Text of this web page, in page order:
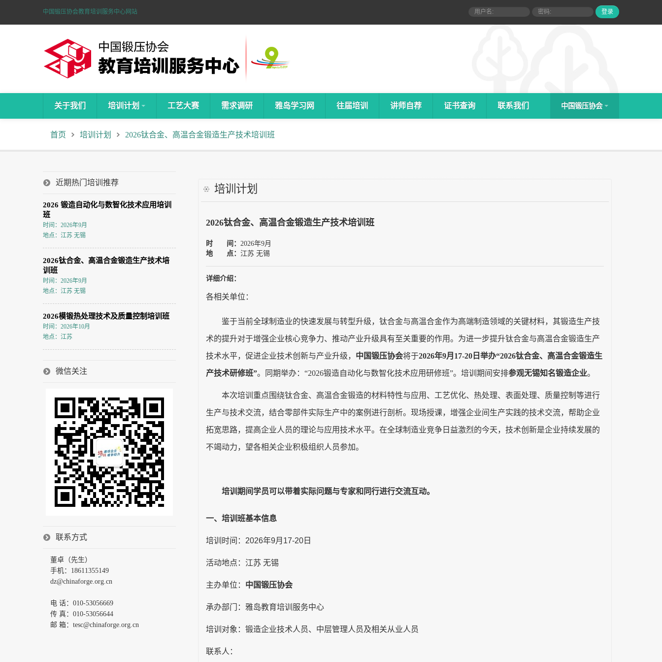
中国锻压协会教育培训服务中心网站
关于我们 培训计划 工艺大赛 需求调研 雅岛学习网 往届培训 讲师自荐 证书查询 联系我们 中国锻压协会
首页 培训计划 2026钛合金、高温合金锻造生产技术培训班
培训计划
2026钛合金、高温合金锻造生产技术培训班
时 间：2026年9月
地 点：江苏 无锡
详细介绍：
各相关单位：
鉴于当前全球制造业的快速发展与转型升级，钛合金与高温合金作为高端制造领域的关键材料，其锻造生产技
术的提升对于增强企业核心竞争力、推动产业升级具有至关重要的作用。为进一步提升钛合金与高温合金锻造生产
技术水平，促进企业技术创新与产业升级， 中国锻压协会将于2026年9月17-20日举办“2026钛合金、高温合金锻造生
产技术研修班”。同期举办：“2026锻造自动化与数智化技术应用研修班”。培训期间安排参观无锡知名锻造企业。
本次培训 重点围绕钛合金、高温合金锻造的材料特性与应用、工艺优化、热处理、表面处理、质量控制等进行
生产与技术交流，结合零部件实际生产中的案例进行剖析。现场授课，增强企业间生产实践的技术交流，帮助企业
拓宽思路，提高企业人员的理论与应用技术水平。在全球制造业竞争日益激烈的今天，技术创新是企业持续发展的
不竭动力，望各相关企业积极组织人员参加。
培训期间学员可以带着实际问题与专家和同行进行交流互动。
一、培训班基本信息
培训 时间： 2026年9月17-20日
活动地点： 江苏 无锡
主办单位 ： 中国锻压协会
承办部门：雅岛教育培训服务中心
培训 对象：锻造企业技术人员、 中层管理人员 及相关从业人员
联系人：
近期热门培训推荐
2026 锻造自动化与数智化技术应用培训
班
时间：2026年9月
地点：江苏 无锡
2026钛合金、高温合金锻造生产技术培
训班
时间：2026年9月
地点：江苏 无锡
2026模锻热处理技术及质量控制培训班
时间：2026年10月
地点：江苏
微信关注
联系方式
董卓（先生）
手机：18611355149
dz@chinaforge.org.cn
电 话：010-53056669
传 真：010-53056644
邮 箱：tesc@chinaforge.org.cn